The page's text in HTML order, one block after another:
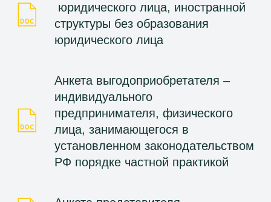
юридического лица, иностранной
структуры без образования
юридического лица
Анкета выгодоприобретателя –
индивидуального
предпринимателя, физического
лица, занимающегося в
установленном законодательством
РФ порядке частной практикой